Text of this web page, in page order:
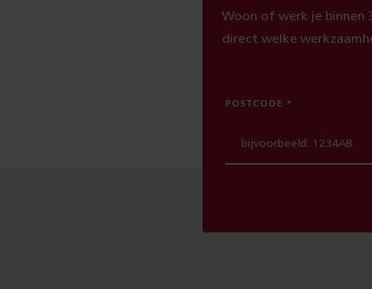
Woon of werk je binnen
direct welke
POSTCODE